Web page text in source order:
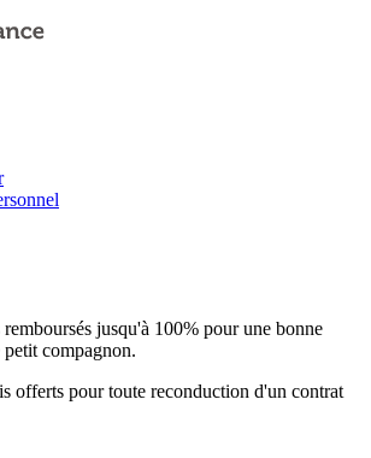
jusqu'à 100% pour une bonne
compagnon.
offerts pour toute reconduction d'un contrat